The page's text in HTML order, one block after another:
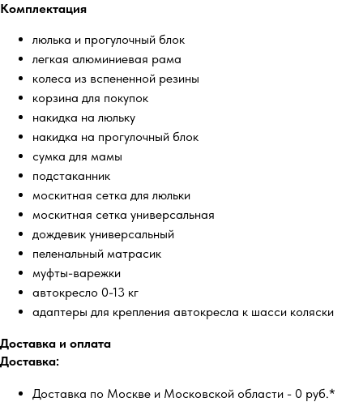
Комплектация
люлька и прогулочный блок
легкая алюминиевая рама
колеса из вспененной резины
корзина для покупок
накидка на люльку
накидка на прогулочный блок
сумка для мамы
подстаканник
москитная сетка для люльки
москитная сетка универсальная
дождевик универсальный
пеленальный матрасик
муфты-варежки
автокресло 0-13 кг
адаптеры для крепления автокресла к шасси коляски
Доставка и оплата
Доставка:
Доставка по Москве и Московской области - 0 руб.*